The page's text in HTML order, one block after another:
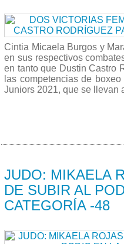
Cintia Micaela Burgos y
en sus respectivos
en tanto que Dustin Castro
las competencias de
Juniors 2021, que se llevan
JUDO: MIKAELA
DE SUBIR AL
CATEGORÍA -48